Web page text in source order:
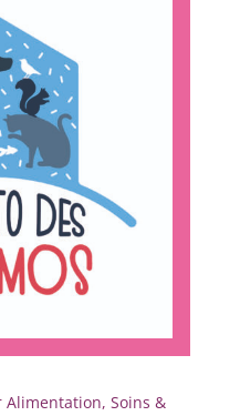
Soins &